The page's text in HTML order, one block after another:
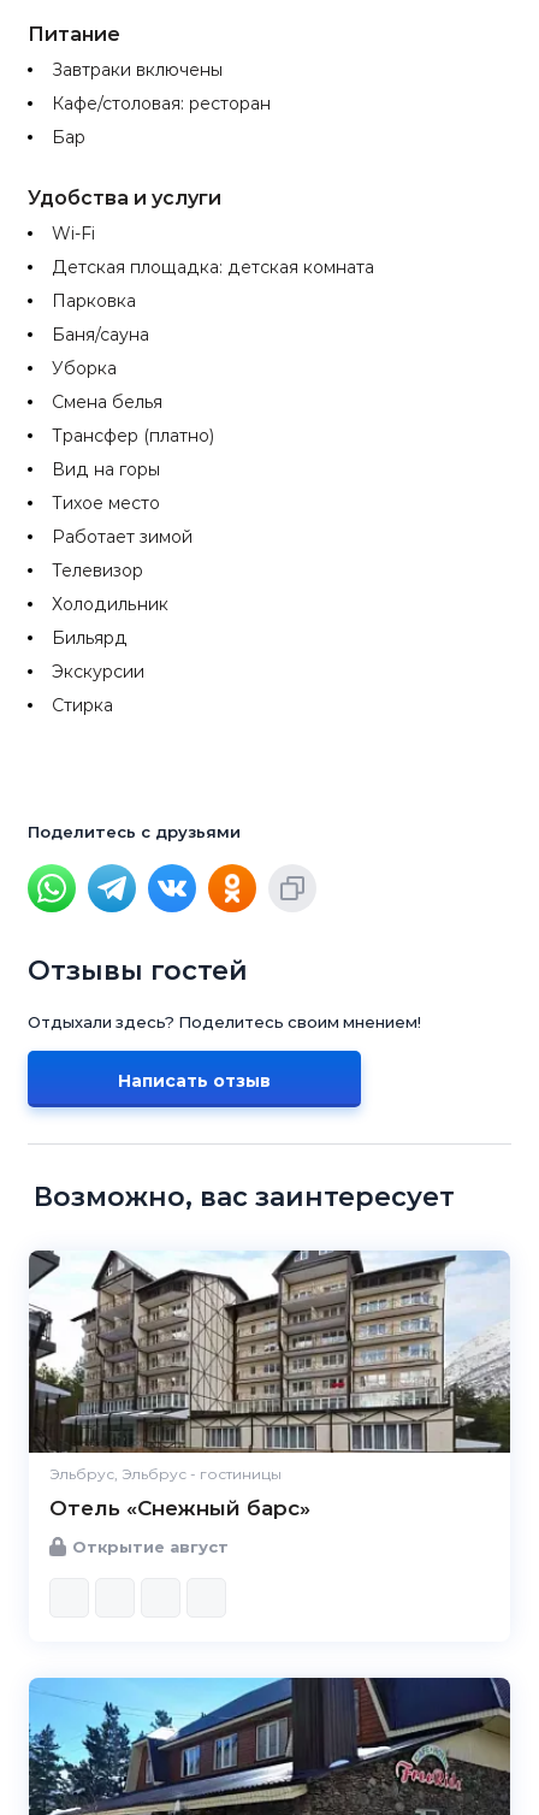
Питание
Завтраки включены
Кафе/столовая: ресторан
Бар
Удобства и услуги
Wi-Fi
Детская площадка: детская комната
Парковка
Баня/сауна
Уборка
Смена белья
Трансфер (платно)
Вид на горы
Тихое место
Работает зимой
Телевизор
Холодильник
Бильярд
Экскурсии
Стирка
Поделитесь с друзьями
Отзывы гостей
Отдыхали здесь? Поделитесь своим мнением!
Написать отзыв
Возможно, вас заинтересует
Эльбрус, Эльбрус - гостиницы
Отель «Снежный барс»
Открытие август